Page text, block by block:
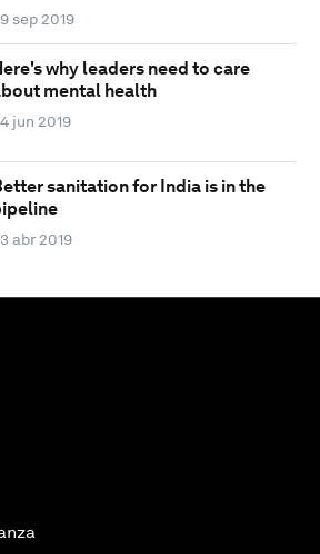
sep 2019
why leaders need to care
mental health
jun 2019
sanitation for India is in the
abr 2019